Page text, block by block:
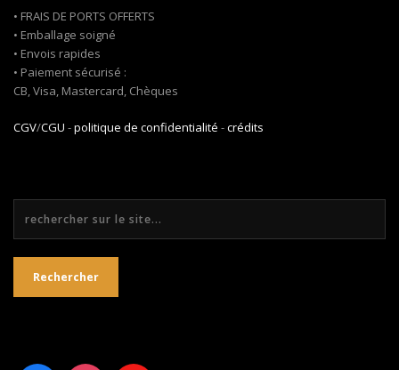
• FRAIS DE PORTS OFFERTS
• Emballage soigné
• Envois rapides
• Paiement sécurisé :
CB, Visa, Mastercard, Chèques
CGV/CGU -politique de confidentialité -crédits
Rechercher